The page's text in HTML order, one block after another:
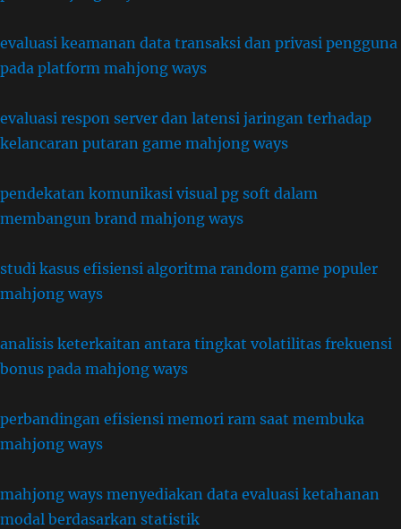
evaluasi keamanan data transaksi dan privasi pengguna
pada platform mahjong ways
evaluasi respon server dan latensi jaringan terhadap
kelancaran putaran game mahjong ways
pendekatan komunikasi visual pg soft dalam
membangun brand mahjong ways
studi kasus efisiensi algoritma random game populer
mahjong ways
analisis keterkaitan antara tingkat volatilitas frekuensi
bonus pada mahjong ways
perbandingan efisiensi memori ram saat membuka
mahjong ways
mahjong ways menyediakan data evaluasi ketahanan
modal berdasarkan statistik